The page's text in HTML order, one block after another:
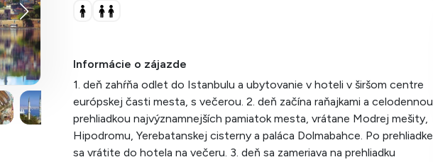
Informácie o zájazde
1. deň zahŕňa odlet do Istanbulu a ubytovanie v hoteli v širšom centre
európskej časti mesta, s večerou. 2. deň začína raňajkami a celodennou
prehliadkou najvýznamnejších pamiatok mesta, vrátane Modrej mešity,
Hipodromu, Yerebatanskej cisterny a paláca Dolmabahce. Po prehliadke
sa vrátite do hotela na večeru. 3. deň sa zameriava na prehliadku